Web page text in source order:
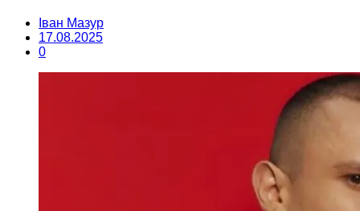
Іван Мазур
17.08.2025
0